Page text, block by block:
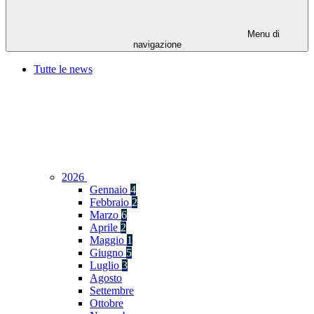
Menu di
navigazione
Tutte le news
2026
Gennaio 4
Febbraio 2
Marzo 6
Aprile 2
Maggio 1
Giugno 5
Luglio 3
Agosto
Settembre
Ottobre